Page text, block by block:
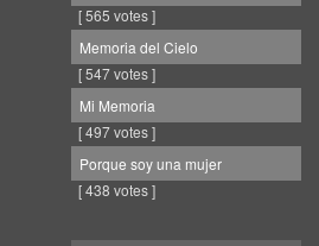
[ 565 votes ]
Memoria del Cielo
[ 547 votes ]
Mi Memoria
[ 497 votes ]
Porque soy una mujer
[ 438 votes ]